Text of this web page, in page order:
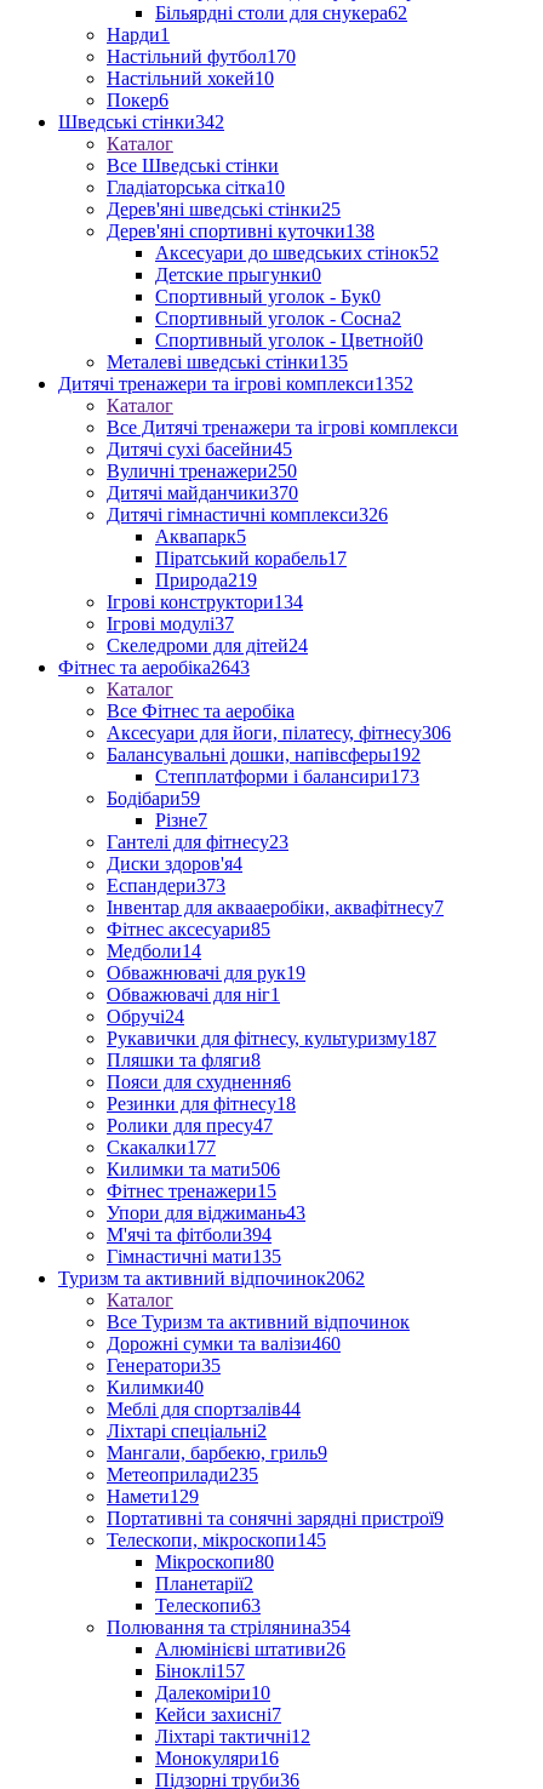
Більярдні столи для снукера62
Нарди1
Настільний футбол170
Настільний хокей10
Покер6
Шведські стінки342
Каталог
Все Шведські стінки
Гладіаторська сітка10
Дерев'яні шведські стінки25
Дерев'яні спортивні куточки138
Аксесуари до шведських стінок52
Детские прыгунки0
Спортивный уголок - Бук0
Спортивный уголок - Сосна2
Спортивный уголок - Цветной0
Металеві шведські стінки135
Дитячі тренажери та ігрові комплекси1352
Каталог
Все Дитячі тренажери та ігрові комплекси
Дитячі сухі басейни45
Вуличні тренажери250
Дитячі майданчики370
Дитячі гімнастичні комплекси326
Аквапарк5
Піратський корабель17
Природа219
Ігрові конструктори134
Ігрові модулі37
Скеледроми для дітей24
Фітнес та аеробіка2643
Каталог
Все Фітнес та аеробіка
Аксесуари для йоги, пілатесу, фітнесу306
Балансувальні дошки, напівсферы192
Степплатформи і балансири173
Бодібари59
Різне7
Гантелі для фітнесу23
Диски здоров'я4
Еспандери373
Інвентар для аквааеробіки, аквафітнесу7
Фітнес аксесуари85
Медболи14
Обважнювачі для рук19
Обважювачі для ніг1
Обручі24
Рукавички для фітнесу, культуризму187
Пляшки та фляги8
Пояси для схуднення6
Резинки для фітнесу18
Ролики для пресу47
Скакалки177
Килимки та мати506
Фітнес тренажери15
Упори для віджимань43
М'ячі та фітболи394
Гімнастичні мати135
Туризм та активний відпочинок2062
Каталог
Все Туризм та активний відпочинок
Дорожні сумки та валізи460
Генератори35
Килимки40
Меблі для спортзалів44
Ліхтарі спеціальні2
Мангали, барбекю, гриль9
Метеоприлади235
Намети129
Портативні та сонячні зарядні пристрої9
Телескопи, мікроскопи145
Мікроскопи80
Планетарії2
Телескопи63
Полювання та стрілянина354
Алюмінієві штативи26
Біноклі157
Далекоміри10
Кейси захисні7
Ліхтарі тактичні12
Монокуляри16
Підзорні труби36